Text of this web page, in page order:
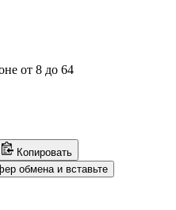
от 8 до 64
Копировать
обмена и вставьте